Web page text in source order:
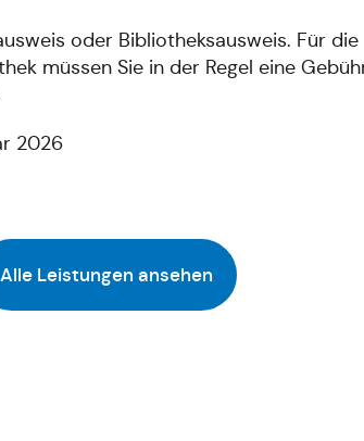
oder Bibliotheksausweis. Für die
müssen Sie in der Regel eine
2026
Alle Leistungen ansehen